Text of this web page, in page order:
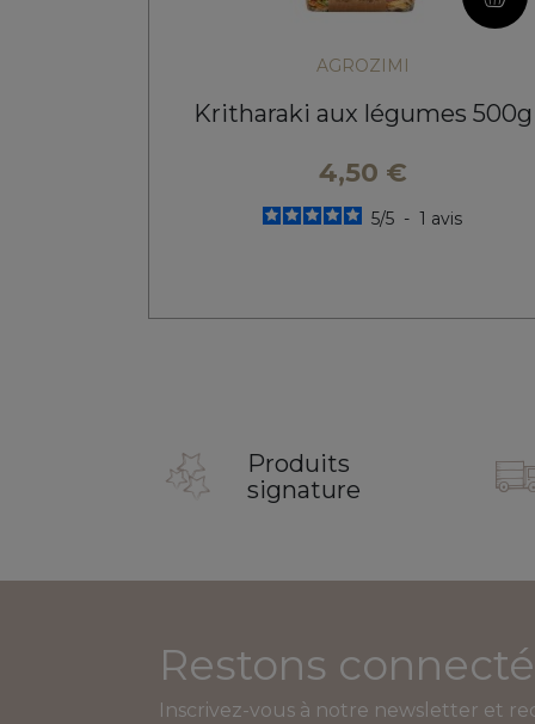
AGROZIMI
Kritharaki aux légumes 500g
4,50 €
5/5 - 1 avis
Produits
signature
Restons
Inscrivez-vous à notre newsletter et